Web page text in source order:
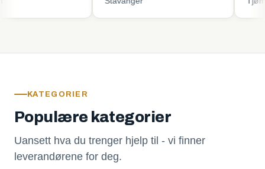
KATEGORIER
Populære kategorier
Uansett hva du trenger hjelp til - vi finner
leverandørene for deg.